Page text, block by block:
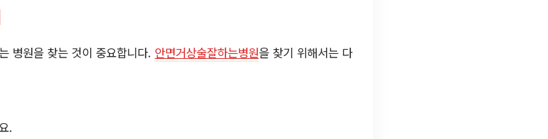
병원을 찾는 것이 중요합니다. 안면거상술잘하는병원을 찾기 위해서는 다
.